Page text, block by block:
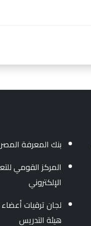
بنك المعرفة
المركز القومي
الإلكتروني
لجان ترقيات أعضاء
هيئة التدريس